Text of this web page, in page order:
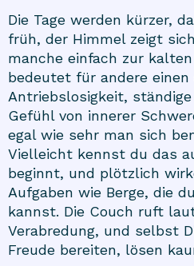
Die Tage werden kürzer,
früh, der Himmel zeigt
manche einfach zur
bedeutet für andere
Antriebslosigkeit,
Gefühl von innerer
egal wie sehr man sich
Vielleicht kennst du das
beginnt, und plötzlich
Aufgaben wie Berge, die
kannst. Die Couch ruft
Verabredung, und selbst
Freude bereiten, lösen